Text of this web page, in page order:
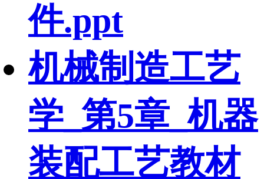
件.ppt
机械制造工艺
学_第5章_机器
装配工艺教材